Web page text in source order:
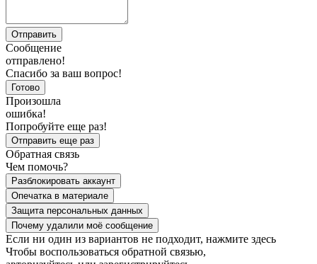
Отправить
Сообщение
отправлено!
Спасибо за ваш вопрос!
Готово
Произошла
ошибка!
Попробуйте еще раз!
Отправить еще раз
Обратная связь
Чем помочь?
Разблокировать аккаунт
Опечатка в материале
Защита персональных данных
Почему удалили моё сообщение
Если ни один из вариантов не подходит, нажмите здесь
Чтобы воспользоваться обратной связью,